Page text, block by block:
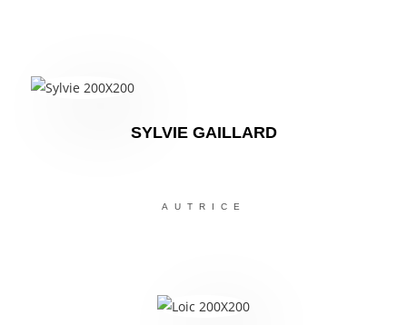
SYLVIE GAILLARD
AUTRICE